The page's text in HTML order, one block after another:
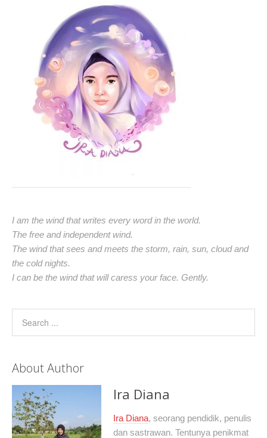
I am the wind that writes every word in the world.
The free and independent wind.
The wind that sees and meets the storm, rain, sun, cloud and
the cold nights.
I can be the wind that will caress your face. Gently.
About Author
Ira Diana
Ira Diana, seorang pendidik, penulis
dan sastrawan. Tentunya penikmat